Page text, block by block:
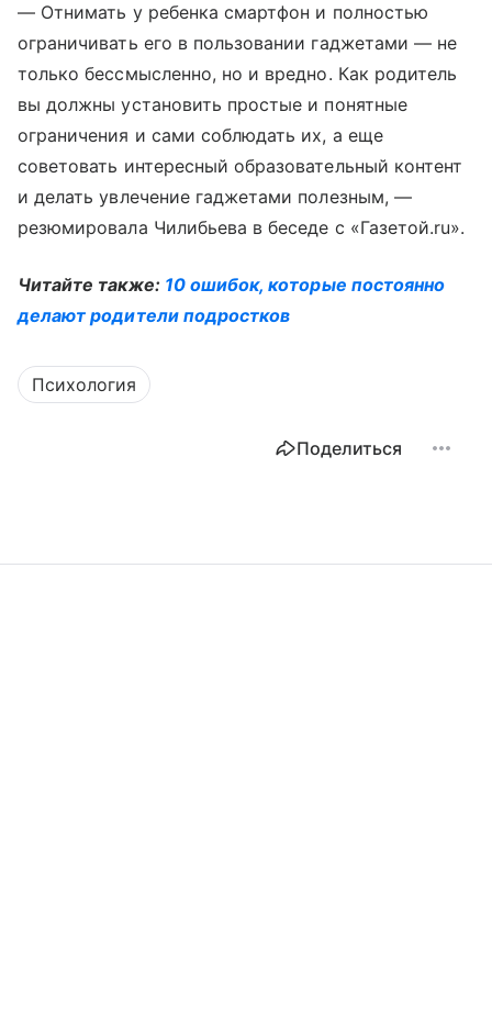
— Отнимать у ребенка смартфон и полностью
ограничивать его в пользовании гаджетами — не
только бессмысленно, но и вредно. Как родитель
вы должны установить простые и понятные
ограничения и сами соблюдать их, а еще
советовать интересный образовательный контент
и делать увлечение гаджетами полезным, —
резюмировала Чилибьева в беседе с «Газетой.ru».
Читайте также: 10 ошибок, которые постоянно
делают родители подростков
Психология
Поделиться